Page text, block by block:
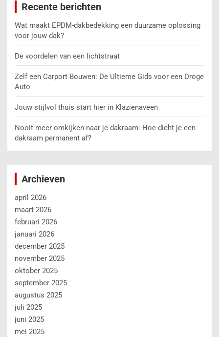
Recente berichten
Wat maakt EPDM-dakbedekking een duurzame oplossing
voor jouw dak?
De voordelen van een lichtstraat
Zelf een Carport Bouwen: De Ultieme Gids voor een Droge
Auto
Jouw stijlvol thuis start hier in Klazienaveen
Nooit meer omkijken naar je dakraam: Hoe dicht je een
dakraam permanent af?
Archieven
april 2026
maart 2026
februari 2026
januari 2026
december 2025
november 2025
oktober 2025
september 2025
augustus 2025
juli 2025
juni 2025
mei 2025